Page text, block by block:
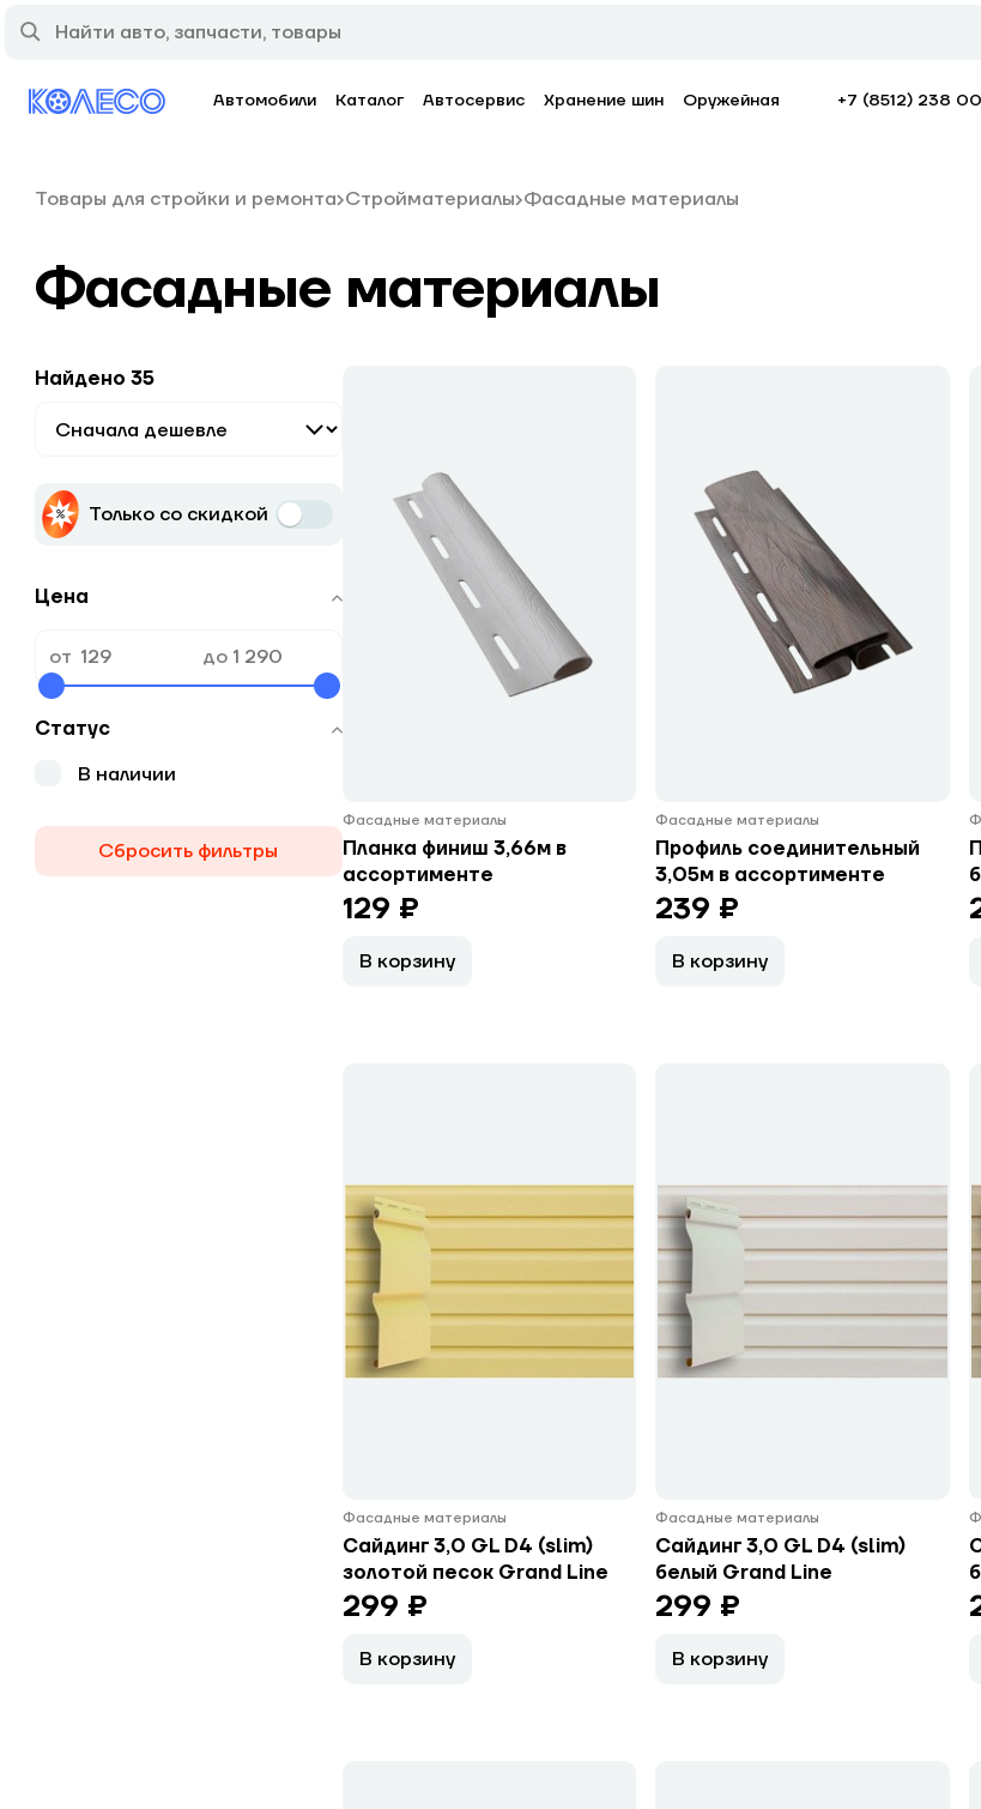
Автомобили Каталог Автосервис Хранение шин Оружейная +7 (8512) 238
Товары для стройки и ремонта Стройматериалы Фасадные материалы
Фасадные материалы
Найдено 35
Только со скидкой
Цена
от до
Статус
В наличии
Сбросить фильтры
Фасадные материалы
Планка финиш 3,66м в
ассортименте
129 ₽
В корзину
Фасадные материалы
Профиль соединительный
3,05м в ассортименте
239 ₽
В корзину
Фасадные материалы
Сайдинг 3,0 GL D4 (slim)
золотой песок Grand Line
299 ₽
В корзину
Фасадные материалы
Сайдинг 3,0 GL D4 (slim)
белый Grand Line
299 ₽
В корзину